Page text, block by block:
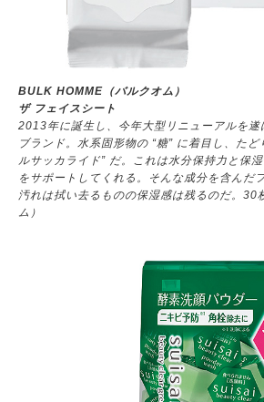
BULK HOMME（バルクオム）
ザ フェイスシート
2013年に誕生し、今年大型リニューアルを
ブランド。水系固形物の “糖” に着目し、た
ルサッカライド” だ。これは水分保持力と保
をサポートしてくれる。そんな成分を含んだ
汚れは拭い去るものの保湿感は残るのだ。30
ム）